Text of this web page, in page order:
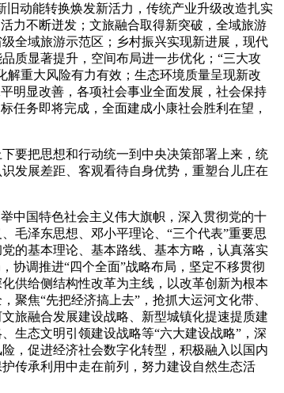
旧动能转换焕发新活力，传统产业升级改造扎实
力不断迸发；文旅融合取得新突破，全域旅游
全域旅游示范区；乡村振兴实现新进展，现代
质显著提升，空间布局进一步优化；“三大攻
解重大风险有力有效；生态环境质量呈现新改
明显改善，各项社会事业全面发展，社会保持
任务即将完成，全面建成小康社会胜利在望，
要把思想和行动统一到中央决策部署上来，统
发展差距、客观看待自身优势，重塑台儿庄在
中国特色社会主义伟大旗帜，深入贯彻党的十
毛泽东思想、邓小平理论、“三个代表”重要思
的基本理论、基本路线、基本方略，认真落实
协调推进“四个全面”战略布局，坚定不移贯彻
供给侧结构性改革为主线，以改革创新为根本
聚焦“先把经济搞上去”，抢抓大运河文化带、
旅融合发展建设战略、新型城镇化提速提质建
生态文明引领建设战略等“六大建设战略”，深
，促进经济社会数字化转型，积极融入以国内
传承利用中走在前列，努力建设自然生态活